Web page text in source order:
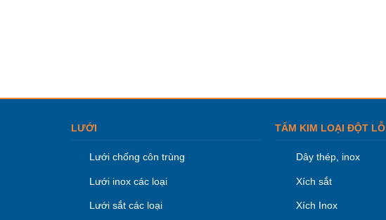
LƯỚI
Lưới chống côn trùng
Lưới inox các loại
Lưới sắt các loại
TẤM KIM LOẠI ĐỘT LỖ
Dây thép, inox
Xích sắt
Xích Inox